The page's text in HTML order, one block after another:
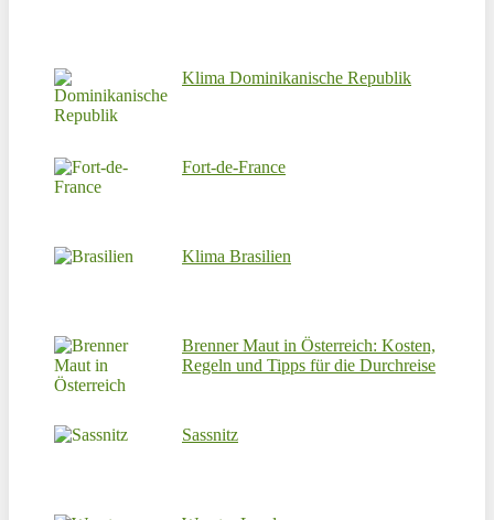
Klima Dominikanische Republik
Fort-de-France
Klima Brasilien
Brenner Maut in Österreich: Kosten,
Regeln und Tipps für die Durchreise
Sassnitz